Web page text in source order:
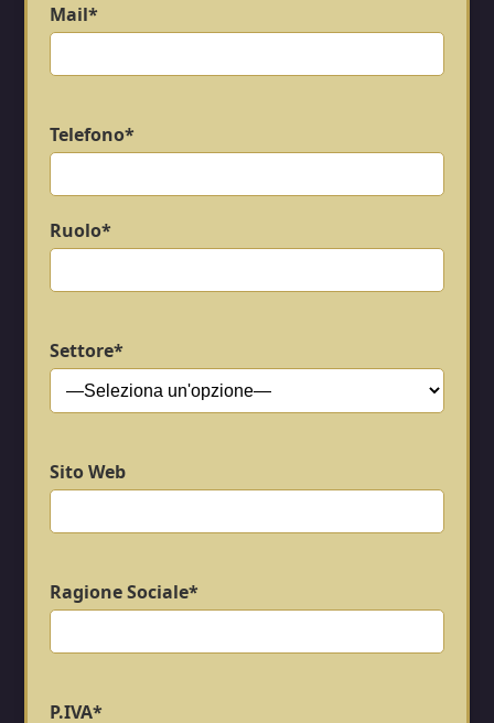
Mail*
Telefono*
Ruolo*
Settore*
Sito Web
Ragione Sociale*
P.IVA*